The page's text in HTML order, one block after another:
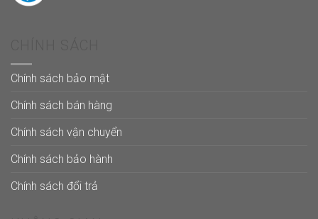
Chính sách bảo mật
Chính sách bán hàng
Chính sách vận chuyển
Chính sách bảo hành
Chính sách đổi trả